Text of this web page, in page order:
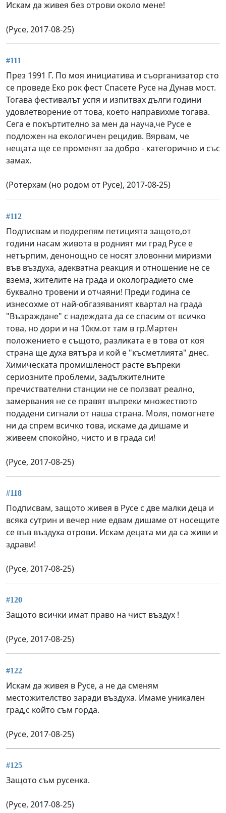
Искам да живея без отрови около мене!
(Русе, 2017-08-25)
#111
През 1991 Г. По моя инициатива и съорганизатор сто
се проведе Еко рок фест Спасете Русе на Дунав мост.
Тогава фестивалът успя и изпитвах дълги години
удовлетворение от това, което направихме тогава.
Сега е покъртително за мен да науча,че Русе е
подложен на екологичен рецидив. Вярвам, че
нещата ще се променят за добро - категорично и със
замах.
(Ротерхам (но родом от Русе), 2017-08-25)
#112
Подписвам и подкрепям петицията защото,от
години насам живота в родният ми град Русе е
нетърпим, денонощно се носят зловонни миризми
във въздуха, адекватна реакция и отношение не се
взема, жителите на града и околоградието сме
буквално тровени и отчаяни! Преди година се
изнесохме от най-обгазяваният квартал на града
"Възраждане" с надеждата да се спасим от всичко
това, но дори и на 10км.от там в гр.Мартен
положението е същото, разликата е в това от коя
страна ще духа вятъра и кой е "късметлията" днес.
Химическата промишленост расте въпреки
сериозните проблеми, задължителните
пречиствателни станции не се ползват реално,
замервания не се правят въпреки множеството
подадени сигнали от наша страна. Моля, помогнете
ни да спрем всичко това, искаме да дишаме и
живеем спокойно, чисто и в града си!
(Русе, 2017-08-25)
#118
Подписвам, защото живея в Русе с две малки деца и
всяка сутрин и вечер ние едвам дишаме от носещите
се във въздуха отрови. Искам децата ми да са живи и
здрави!
(Русе, 2017-08-25)
#120
Защото всички имат право на чист въздух !
(Русе, 2017-08-25)
#122
Искам да живея в Русе, а не да сменям
местожителство заради въздуха. Имаме уникален
град,с който съм горда.
(Русе, 2017-08-25)
#125
Защото съм русенка.
(Русе, 2017-08-25)